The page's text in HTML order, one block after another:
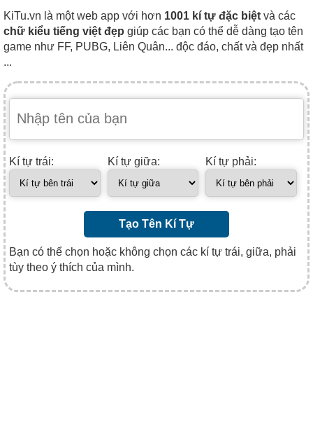
KiTu.vn là một web app với hơn 1001 kí tự đặc biệt và các
chữ kiểu tiếng việt đẹp giúp các bạn có thể dễ dàng tạo tên
game như FF, PUBG, Liên Quân... độc đáo, chất và đẹp nhất
...
Kí tự trái: Kí tự giữa: Kí tự phải:
Tạo Tên Kí Tự
Bạn có thể chọn hoặc không chọn các kí tự trái, giữa, phải
tùy theo ý thích của mình.